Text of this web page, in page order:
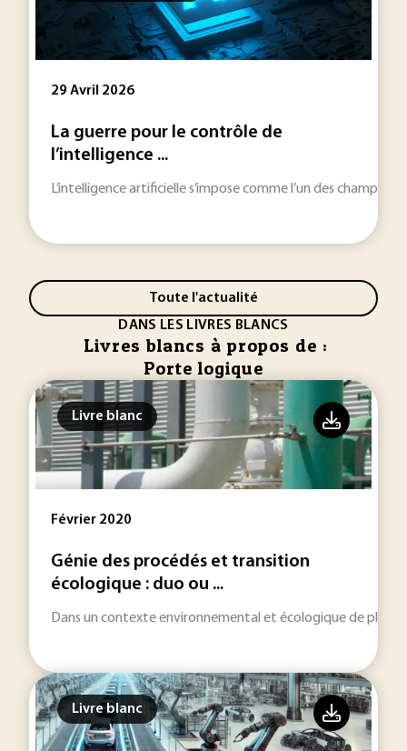
29 Avril 2026
La guerre pour le contrôle de
l’intelligence ...
L’intelligence artificielle s’impose comme l’un des champs
Toute l'actualité
DANS LES LIVRES BLANCS
Livres blancs à propos de :
Porte logique
Livre blanc
Février 2020
Génie des procédés et transition
écologique : duo ou ...
Dans un contexte environnemental et écologique de plus
Livre blanc